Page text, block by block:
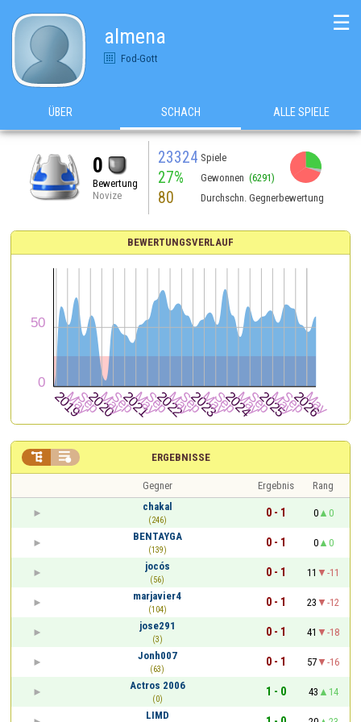
almena
Fod-Gott
☰
ÜBER SCHACH ALLE SPIELE
0
Bewertung
Novize
23324 Spiele
27% Gewonnen (6291)
80 Durchschn. Gegnerbewertung
BEWERTUNGSVERLAUF
ERGEBNISSE
 
Gegner Ergebnis
Rang
chakal
(246)
0 - 1 0
0
BENTAYGA
(139)
0 - 1 0
0
jocós
(56)
0 - 1 11
-11
marjavier4
(104)
0 - 1 23
-12
jose291
(3)
0 - 1 41
-18
Jonh007
(63)
0 - 1 57
-16
Actros 2006
(0)
1 - 0 43
14
LIMD